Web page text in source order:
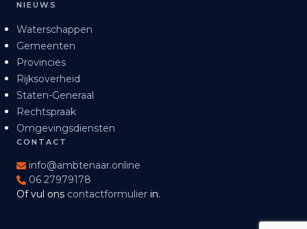
NIEUWS
Waterschappen
Gemeenten
Provincies
Rijksoverheid
Staten-Generaal
Rechtspraak
Omgevingsdiensten
CONTACT
info@ambtenaar.online
06 27979178
Of vul ons contactformulier in.